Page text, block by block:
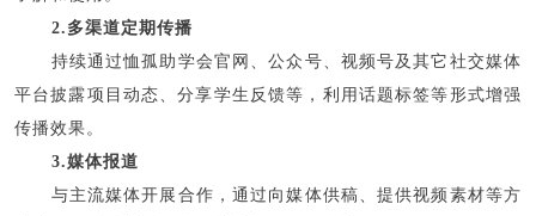
2.多渠道定期传播
持续通过恤孤助学会官网、公众号、视频号及其它社交媒体
平台披露项目动态、分享学生反馈等，利用话题标签等形式增强
传播效果。
3.媒体报道
与主流媒体开展合作，通过向媒体供稿、提供视频素材等方